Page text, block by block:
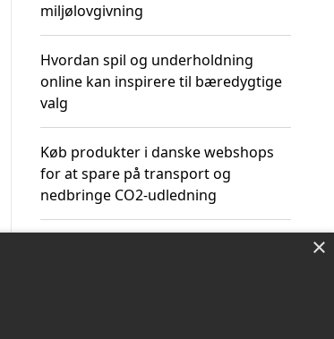
miljølovgivning
Hvordan spil og underholdning
online kan inspirere til bæredygtige
valg
Køb produkter i danske webshops
for at spare på transport og
nedbringe CO2-udledning
×